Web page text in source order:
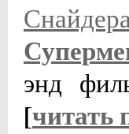
энд
[читать